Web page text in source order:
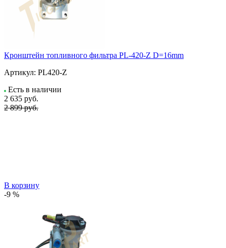
Кронштейн топливного фильтра PL-420-Z D=16mm
Артикул: PL420-Z
Есть в наличии
2 635 руб.
2 899 руб.
В корзину
-9 %